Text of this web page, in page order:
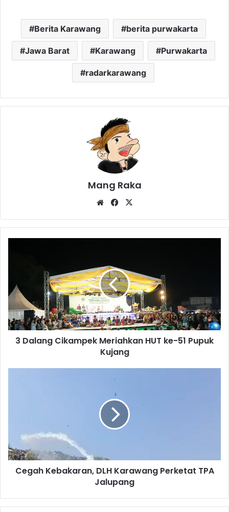
Berita Karawang berita purwakarta
Jawa Barat Karawang Purwakarta
radarkarawang
Mang Raka
WebsiteFacebook
HUT
ke-
Pupuk
Kujang
3 Dalang Cikampek Meriahkan HUT ke-51 Pupuk
Kujang
Jalupang
Cegah Kebakaran, DLH Karawang Perketat TPA
Jalupang